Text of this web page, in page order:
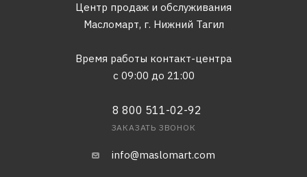
Центр продаж и обслуживания
Масломарт, г. Нижний Тагил
Время работы контакт-центра
с 09:00 до 21:00
8 800 511-02-92
ЗАКАЗАТЬ ЗВОНОК
info@maslomart.com